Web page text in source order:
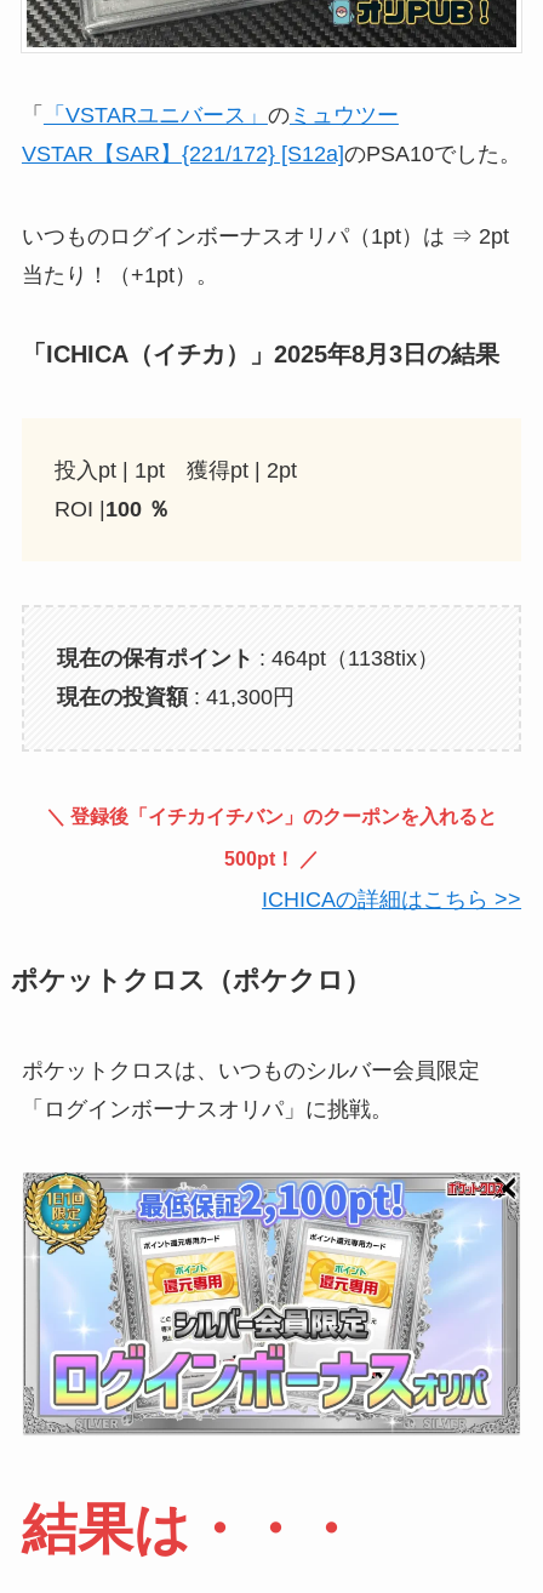
「 「VSTARユニバース」 のミュウツー
VSTAR【SAR】{221/172} [S12a]のPSA10でした。
いつものログインボーナスオリパ（1pt）は ⇒ 2pt
当たり！（+1pt）。
「ICHICA（イチカ）」2025年8月3日の結果
投入pt | 1pt 獲得pt | 2pt
ROI |100 ％
現在の保有ポイント : 464pt（1138tix）
現在の投資額: 41,300円
＼ 登録後「イチカイチバン 」のクーポンを入れると
500pt！ ／
ICHICAの詳細はこちら >>
ポケットクロス（ポケクロ）
ポケットクロスは、いつものシルバー会員限定
「ログインボーナスオリパ」に挑戦。
結果は・・・